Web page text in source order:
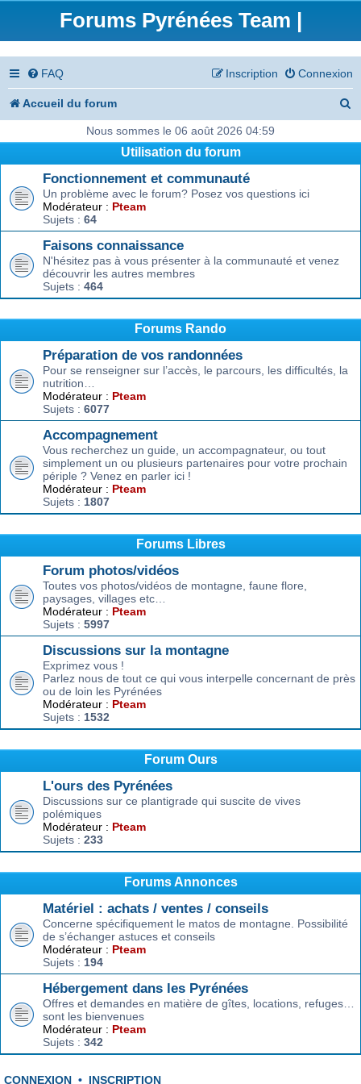
Forums Pyrénées Team |
FAQ Connexion
Inscription
Accueil du forum
e
Nous sommes le 06 août 2026 04:59
Utilisation du forum
Fonctionnement et communauté
Un problème avec le forum? Posez vos questions ici
Modérateur : Pteam
Sujets : 64
Faisons connaissance
N'hésitez pas à vous présenter à la communauté et venez
découvrir les autres membres
Sujets : 464
Forums Rando
Préparation de vos randonnées
Pour se renseigner sur l’accès, le parcours, les difficultés, la
nutrition…
Modérateur : Pteam
Sujets : 6077
Accompagnement
Vous recherchez un guide, un accompagnateur, ou tout
simplement un ou plusieurs partenaires pour votre prochain
périple ? Venez en parler ici !
Modérateur : Pteam
Sujets : 1807
Forums Libres
Forum photos/vidéos
Toutes vos photos/vidéos de montagne, faune flore,
paysages, villages etc…
Modérateur : Pteam
Sujets : 5997
Discussions sur la montagne
Exprimez vous !
Parlez nous de tout ce qui vous interpelle concernant de près
ou de loin les Pyrénées
Modérateur : Pteam
Sujets : 1532
Forum Ours
L'ours des Pyrénées
Discussions sur ce plantigrade qui suscite de vives
polémiques
Modérateur : Pteam
Sujets : 233
Forums Annonces
Matériel : achats / ventes / conseils
Concerne spécifiquement le matos de montagne. Possibilité
de s’échanger astuces et conseils
Modérateur : Pteam
Sujets : 194
Hébergement dans les Pyrénées
Offres et demandes en matière de gîtes, locations, refuges…
sont les bienvenues
Modérateur : Pteam
Sujets : 342
CONNEXION • INSCRIPTION